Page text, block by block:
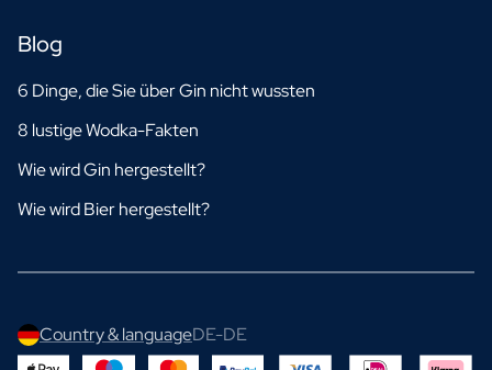
Blog
6 Dinge, die Sie über Gin nicht wussten
8 lustige Wodka-Fakten
Wie wird Gin hergestellt?
Wie wird Bier hergestellt?
Country & languageDE-DE